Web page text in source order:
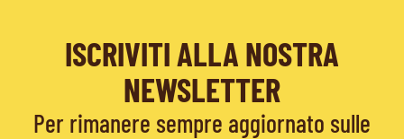
ISCRIVITI ALLA NOSTRA
NEWSLETTER
Per rimanere sempre aggiornato sulle